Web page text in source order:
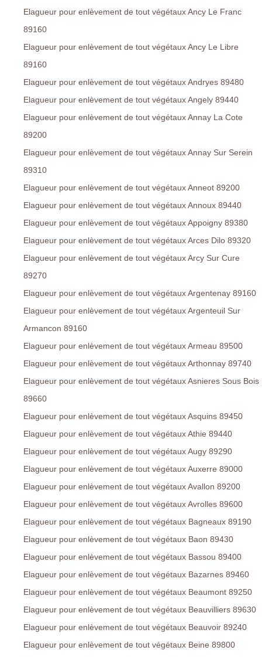
Elagueur pour enlèvement de tout végétaux Ancy Le Franc
89160
Elagueur pour enlèvement de tout végétaux Ancy Le Libre
89160
Elagueur pour enlèvement de tout végétaux Andryes 89480
Elagueur pour enlèvement de tout végétaux Angely 89440
Elagueur pour enlèvement de tout végétaux Annay La Cote
89200
Elagueur pour enlèvement de tout végétaux Annay Sur Serein
89310
Elagueur pour enlèvement de tout végétaux Anneot 89200
Elagueur pour enlèvement de tout végétaux Annoux 89440
Elagueur pour enlèvement de tout végétaux Appoigny 89380
Elagueur pour enlèvement de tout végétaux Arces Dilo 89320
Elagueur pour enlèvement de tout végétaux Arcy Sur Cure
89270
Elagueur pour enlèvement de tout végétaux Argentenay 89160
Elagueur pour enlèvement de tout végétaux Argenteuil Sur
Armancon 89160
Elagueur pour enlèvement de tout végétaux Armeau 89500
Elagueur pour enlèvement de tout végétaux Arthonnay 89740
Elagueur pour enlèvement de tout végétaux Asnieres Sous Bois
89660
Elagueur pour enlèvement de tout végétaux Asquins 89450
Elagueur pour enlèvement de tout végétaux Athie 89440
Elagueur pour enlèvement de tout végétaux Augy 89290
Elagueur pour enlèvement de tout végétaux Auxerre 89000
Elagueur pour enlèvement de tout végétaux Avallon 89200
Elagueur pour enlèvement de tout végétaux Avrolles 89600
Elagueur pour enlèvement de tout végétaux Bagneaux 89190
Elagueur pour enlèvement de tout végétaux Baon 89430
Elagueur pour enlèvement de tout végétaux Bassou 89400
Elagueur pour enlèvement de tout végétaux Bazarnes 89460
Elagueur pour enlèvement de tout végétaux Beaumont 89250
Elagueur pour enlèvement de tout végétaux Beauvilliers 89630
Elagueur pour enlèvement de tout végétaux Beauvoir 89240
Elagueur pour enlèvement de tout végétaux Beine 89800